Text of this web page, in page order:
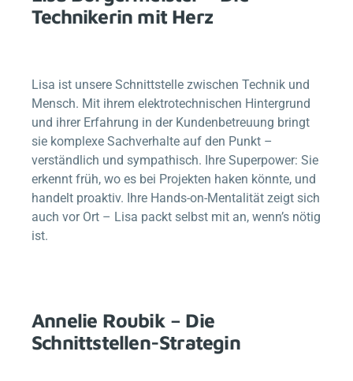
Technikerin mit Herz
Lisa ist unsere Schnittstelle zwischen Technik und
Mensch. Mit ihrem elektrotechnischen Hintergrund
und ihrer Erfahrung in der Kundenbetreuung bringt
sie komplexe Sachverhalte auf den Punkt –
verständlich und sympathisch. Ihre Superpower: Sie
erkennt früh, wo es bei Projekten haken könnte, und
handelt proaktiv. Ihre Hands-on-Mentalität zeigt sich
auch vor Ort – Lisa packt selbst mit an, wenn’s nötig
ist.
Annelie Roubik – Die
Schnittstellen-Strategin